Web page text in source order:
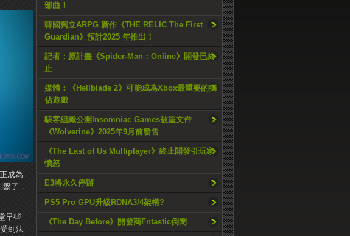
部曲！
韓國獨立ARPG 新作《THE RELIC The First
Guardian》預計2025 年推出！
記者：原計畫《Spider-Man：Online》開發已終
止
媒體：《Hellblade 2》可能成為Xbox最重要的獨
佔遊戲
駭客組織公開Insomniac Games被盜文件
《Wolverine》2025年9月前發售
《The Last of Us Multiplayer》終止開發引玩家
憤怒
E3將永久停辦
PS5 Pro GPU升級RDNA3/4架構?
《The Day Before》開發商Fntastic倒閉
成為
了，
早些
到法